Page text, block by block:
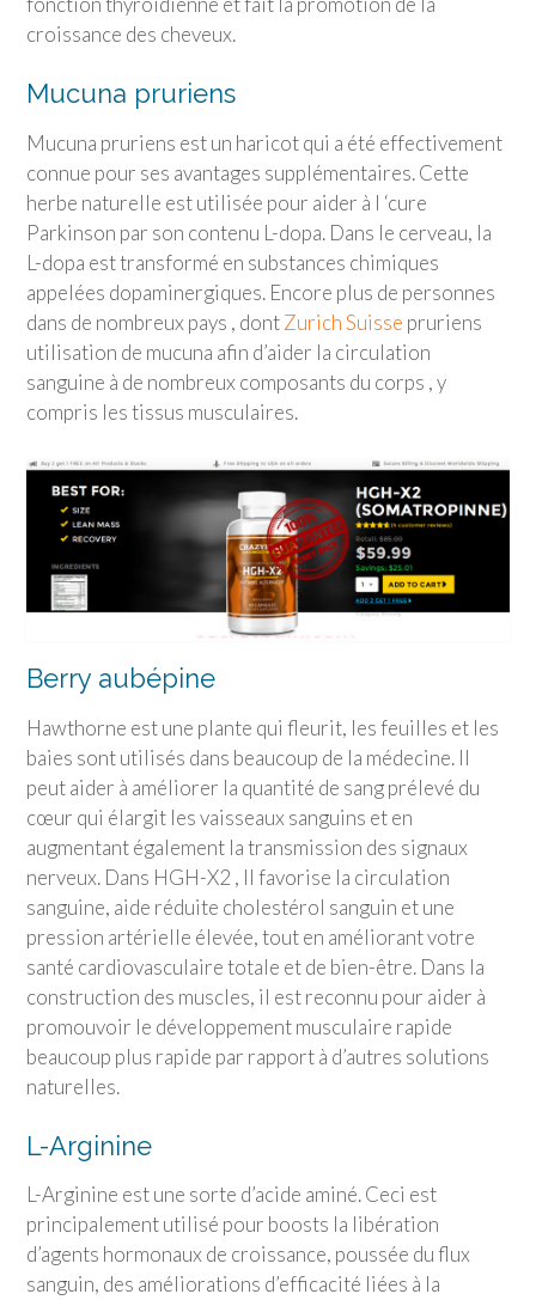
croissance des cheveux.
Mucuna pruriens
Mucuna pruriens est un haricot qui a été effectivement
connue pour ses avantages supplémentaires. Cette
herbe naturelle est utilisée pour aider à l ‘cure
Parkinson par son contenu L-dopa. Dans le cerveau, la
L-dopa est transformé en substances chimiques
appelées dopaminergiques. Encore plus de personnes
dans de nombreux pays , dontZurich Suisse pruriens
utilisation de mucuna afin d’aider la circulation
sanguine à de nombreux composants du corps , y
compris les tissus musculaires.
Berry aubépine
Hawthorne est une plante qui fleurit, les feuilles et les
baies sont utilisés dans beaucoup de la médecine. Il
peut aider à améliorer la quantité de sang prélevé du
cœur qui élargit les vaisseaux sanguins et en
augmentant également la transmission des signaux
nerveux. Dans HGH-X2 , Il favorise la circulation
sanguine, aide réduite cholestérol sanguin et une
pression artérielle élevée, tout en améliorant votre
santé cardiovasculaire totale et de bien-être. Dans la
construction des muscles, il est reconnu pour aider à
promouvoir le développement musculaire rapide
beaucoup plus rapide par rapport à d’autres solutions
naturelles.
L-Arginine
L-Arginine est une sorte d’acide aminé. Ceci est
principalement utilisé pour boosts la libération
d’agents hormonaux de croissance, poussée du flux
sanguin, des améliorations d’efficacité liées à la